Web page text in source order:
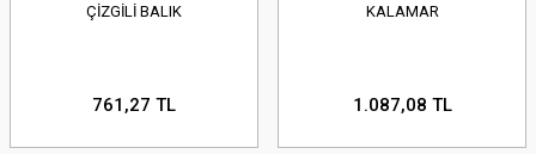
ÇİZGİLİ BALIK
761,27 TL
KALAMAR
1.087,08 TL